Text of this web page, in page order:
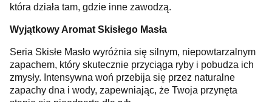
która działa tam, gdzie inne zawodzą.
Wyjątkowy Aromat Skisłego Masła
Seria Skisłe Masło wyróżnia się silnym, niepowtarzalnym
zapachem, który skutecznie przyciąga ryby i pobudza ich
zmysły. Intensywna woń przebija się przez naturalne
zapachy dna i wody, zapewniając, że Twoja przynęta